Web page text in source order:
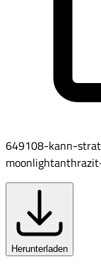
649108-kann-
Herunterladen